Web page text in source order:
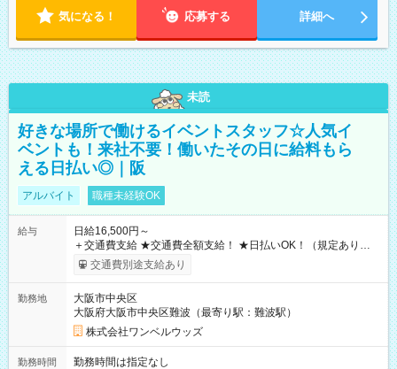
気になる！ 応募する 詳細へ
未読
好きな場所で働けるイベントスタッフ☆人気イ
ベントも！来社不要！働いたその日に給料もら
える日払い◎｜阪
アルバイト 職種未経験OK
給与
日給16,500円～
＋交通費支給 ★交通費全額支給！ ★日払いOK！（規定あり） ┗
働いたその日に現金GET♪ お仕事後はコンビニATMから 日払
交通費別途支給あり
勤務地
大阪市中央区
大阪府大阪市中央区難波（最寄り駅：難波駅）
株式会社ワンベルウッズ
勤務時間
勤務時間は指定なし